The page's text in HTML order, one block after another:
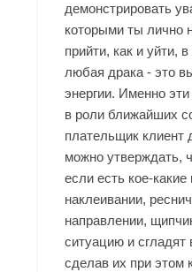
демонстрировать
которыми ты лично
прийти, как и уйти,
любая драка - это
энергии. Именно
в роли ближайших
плательщик клиент
можно утверждать,
если есть кое-
наклеивании,
направлении,
ситуацию и
сделав их при этом